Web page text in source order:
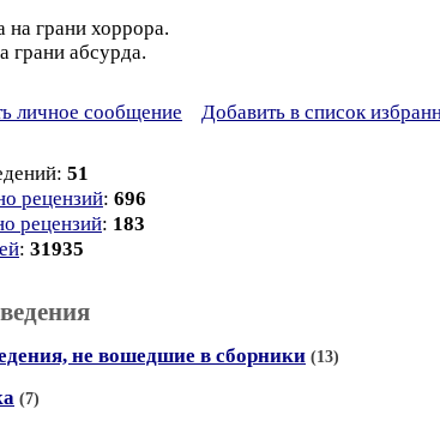
на грани хоррора.
абсурда.
личное сообщение Добавить в список
51
рецензий: 696
рецензий: 183
: 31935
не вошедшие в сборники (13)
(7)